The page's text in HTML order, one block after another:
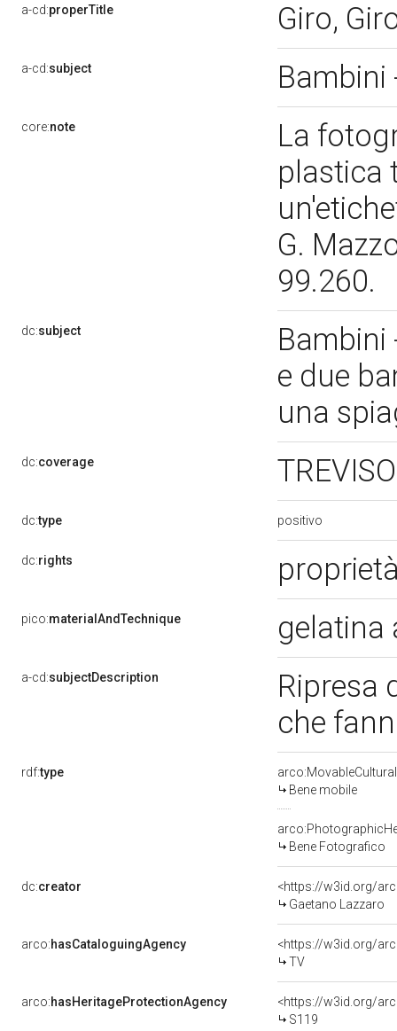
a-cd:properTitle Giro,
a-cd:subject
core:note
La
plastica
G.
99.260.
dc:subject
Bambini
e due
una
dc:coverage
dc:type positivo
dc:rights
pico:materialAndTechnique gelatina
a-cd:subjectDescription
Ripresa
che
rdf:type
Bene mobile
Bene Fotografico
dc:creator
<https://w3id.org/
Gaetano Lazzaro
arco:hasCataloguingAgency
<https://w3id.org/
TV
arco:hasHeritageProtectionAgency
<https://w3id.org/
S119